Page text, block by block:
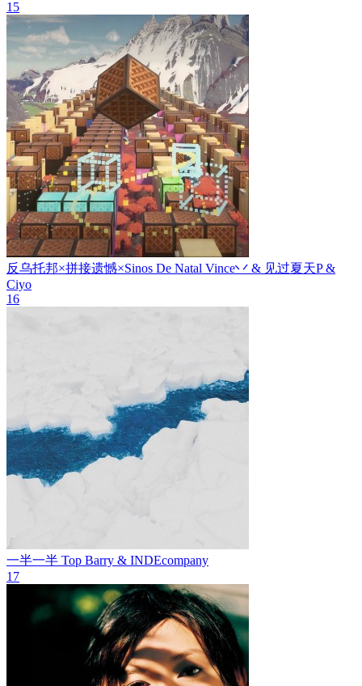
15
反乌托邦×拼接遗憾×Sinos De Natal Vince丷 & 见过夏天P &
Ciyo
16
一半一半 Top Barry & INDEcompany
17